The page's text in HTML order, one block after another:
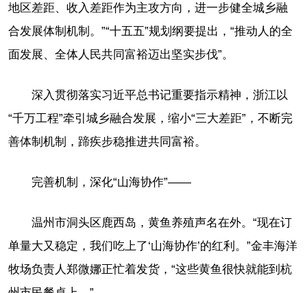
地区差距、收入差距作为主攻方向，进一步健全城乡融
合发展体制机制。”“十五五”规划纲要提出，“推动人的全
面发展、全体人民共同富裕迈出坚实步伐”。
深入贯彻落实习近平总书记重要指示精神，浙江以
“千万工程”牵引城乡融合发展，缩小“三大差距”，不断完
善体制机制，蹄疾步稳推进共同富裕。
完善机制，深化“山海协作”——
温州市洞头区鹿西岛，黄鱼养殖声名在外。“现在订
单量大又稳定，我们吃上了‘山海协作’的红利。”金丰海洋
牧场负责人郑微娜正忙着发货，“这些黄鱼很快就能到杭